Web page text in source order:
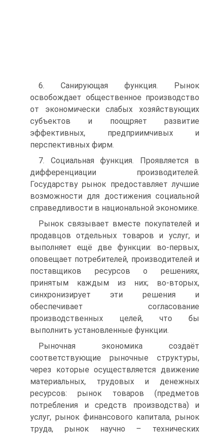
6. Санирующая функция. Рынок
освобождает общественное производство
от экономически слабых хозяйствующих
субъектов и поощряет развитие
эффективных, предприимчивых и
перспективных фирм.
7. Социальная функция. Проявляется в
дифференциации производителей.
Государству рынок предоставляет лучшие
возможности для достижения социальной
справедливости в национальной экономике.
Рынок связывает вместе покупателей и
продавцов отдельных товаров и услуг, и
выполняет ещё две функции: во-первых,
оповещает потребителей, производителей и
поставщиков ресурсов о решениях,
принятым каждым из них; во-вторых,
синхронизирует эти решения и
обеспечивает согласование
производственных целей, что бы
выполнить установленные функции.
Рыночная экономика создаёт
соответствующие рыночные структуры,
через которые осуществляется движение
материальных, трудовых и денежных
ресурсов: рынок товаров (предметов
потребления и средств производства) и
услуг, рынок финансового капитала, рынок
труда, рынок научно – технических